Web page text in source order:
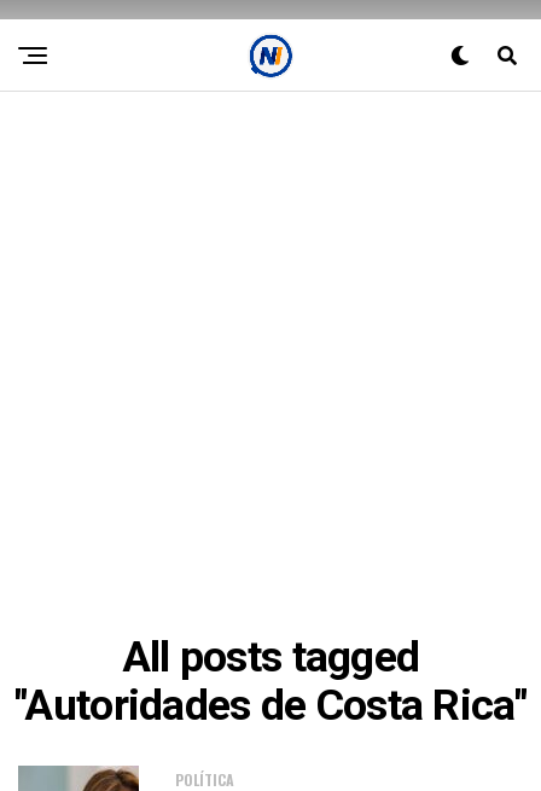
All posts tagged
"Autoridades de Costa Rica"
POLÍTICA